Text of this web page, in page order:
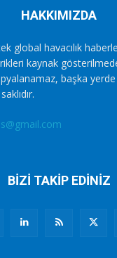
HAKKIMIZDA
global havacılık
kaynak
başka yerde
BİZİ TAKİP EDİNİZ